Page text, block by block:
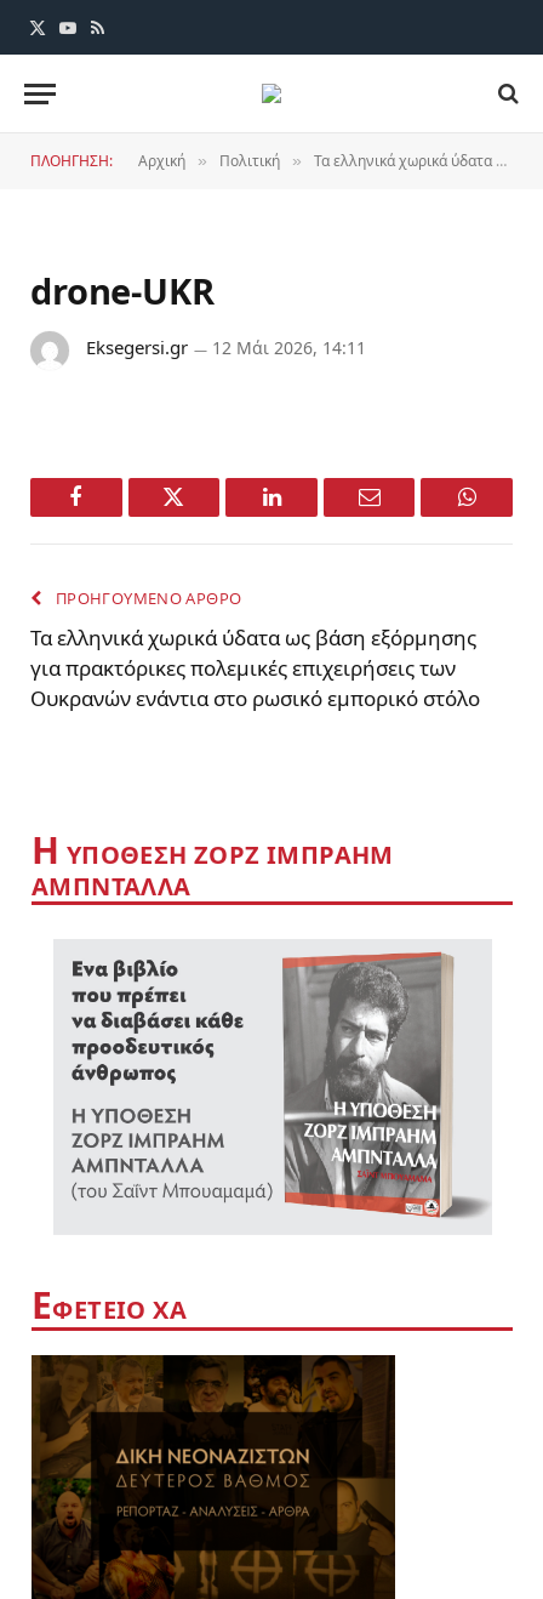
X
YouTube
RSS
ΠΛΟΗΓΗΣΗ: Αρχική » Πολιτική » Τα ελληνικά χωρικά ύδατα ως βάση εξόρμησης για πρακτόρικες πολεμικές επιχειρήσεις των Ουκρανών ενάντια στο ρωσικό εμπορικό στόλο
drone-UKR
Eksegersi.gr 12 Μάι 2026, 14:11
Facebook Twitter LinkedIn Email
ΠΡΟΗΓΟΥΜΕΝΟ ΑΡΘΡΟ
Τα ελληνικά χωρικά ύδατα ως βάση εξόρμησης
για πρακτόρικες πολεμικές επιχειρήσεις των
Ουκρανών ενάντια στο ρωσικό εμπορικό στόλο
Η YΠΟΘΕΣΗ ΖΟΡΖ ΙΜΠΡΑΗΜ
ΑΜΠΝΤΑΛΛΑ
ΕΦΕΤΕΙΟ ΧΑ